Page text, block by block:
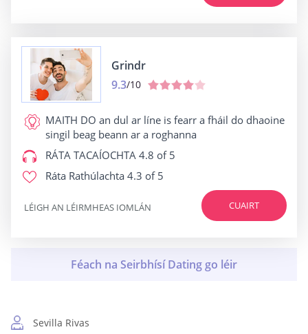
Grindr
9.3/10
MAITH DO an dul ar líne is fearr a fháil do dhaoine
singil beag beann ar a roghanna
RÁTA TACAÍOCHTA 4.8 of 5
Ráta Rathúlachta 4.3 of 5
CUAIRT
LÉIGH AN LÉIRMHEAS IOMLÁN
Sevilla Rivas